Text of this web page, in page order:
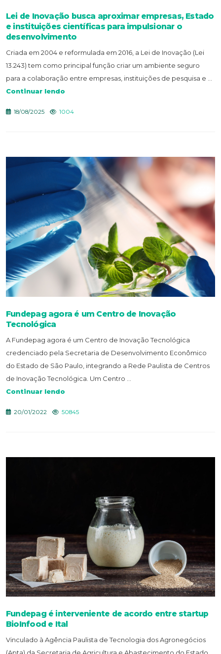
Lei de Inovação busca aproximar empresas, Estado
e instituições científicas para impulsionar o
desenvolvimento
Criada em 2004 e reformulada em 2016, a Lei de Inovação (Lei
13.243) tem como principal função criar um ambiente seguro
para a colaboração entre empresas, instituições de pesquisa e ...
Continuar lendo
18/08/2025 1004
Fundepag agora é um Centro de Inovação
Tecnológica
A Fundepag agora é um Centro de Inovação Tecnológica
credenciado pela Secretaria de Desenvolvimento Econômico
do Estado de São Paulo, integrando a Rede Paulista de Centros
de Inovação Tecnológica. Um Centro ...
Continuar lendo
20/01/2022 50845
Fundepag é interveniente de acordo entre startup
BioInfood e Ital
Vinculado à Agência Paulista de Tecnologia dos Agronegócios